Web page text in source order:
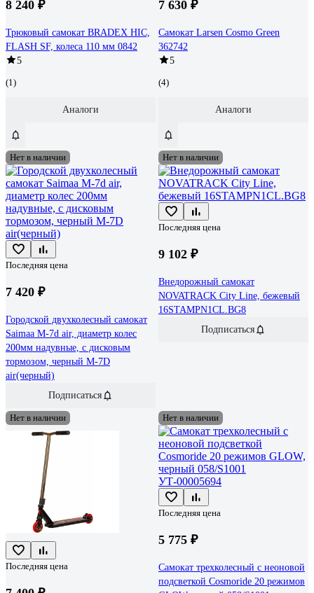
8 240 ₽
Трюковый самокат BRADEX HIC,
FLASH SF, колеса 110 мм 0842
5
(1)
Аналоги
7 630 ₽
Самокат Larsen Cosmo Green
362742
5
(4)
Аналоги
Нет в наличии
Последняя цена
7 420 ₽
Городской двухколесный самокат
Saimaa M-7d air, диаметр колес
200мм надувные, с дисковым
тормозом, черный M-7D
air(черный)
Подписаться
Нет в наличии
Последняя цена
9 102 ₽
Внедорожный самокат
NOVATRACK City Line, бежевый
16STAMPN1CL.BG8
Подписаться
Нет в наличии
Последняя цена
Нет в наличии
Последняя цена
5 775 ₽
Самокат трехколесный с неоновой
подсветкой Cosmoride 20 режимов